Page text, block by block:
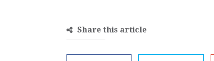
Share this article